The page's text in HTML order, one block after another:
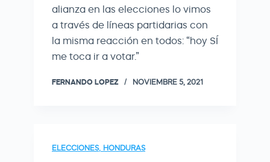
alianza en las elecciones lo vimos
a través de líneas partidarias con
la misma reacción en todos: “hoy SÍ
me toca ir a votar.”
FERNANDO LOPEZ NOVIEMBRE 5, 2021
ELECCIONES, HONDURAS